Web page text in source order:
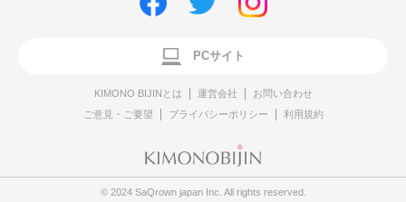
PCサイト
KIMONO BIJINとは 運営会社
お問い合わせ
ご意見・ご要望
プライバシーポリシー 利用規約
© 2024 SaQrown japan Inc. All rights reserved.